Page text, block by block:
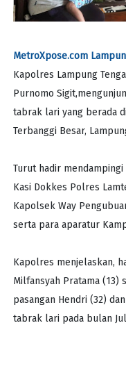
MetroXpose.com
Kapolres Lampung
Purnomo
tabrak lari yang berada
Terbanggi Besar,
Turut hadir
Kasi Dokkes Polres
Kapolsek Way
serta para aparatur
Kapolres menjelaskan,
Milfansyah Pratama (13)
pasangan Hendri (32)
tabrak lari pada bulan